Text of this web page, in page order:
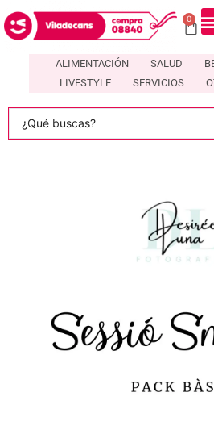
0
ALIMENTACIÓN SALUD
LIVESTYLE
SERVICIOS